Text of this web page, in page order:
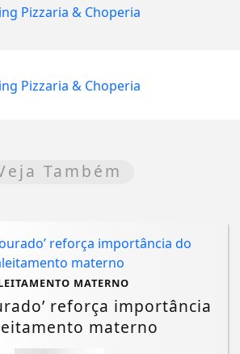
Também
MATERNO
reforça importância
materno